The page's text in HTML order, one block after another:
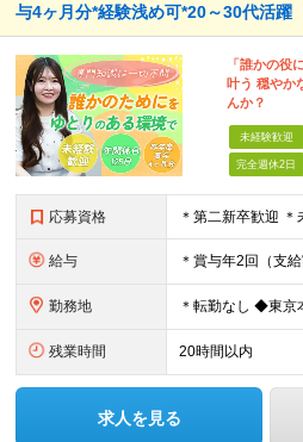
与4ヶ月分*経験浅め可*20～30代活躍
「誰かの役
叶う 穏やか
んか？
未経験歓迎
完全週休2日
応募資格
給与
勤務地
残業時間 20時間以内
求人を見る